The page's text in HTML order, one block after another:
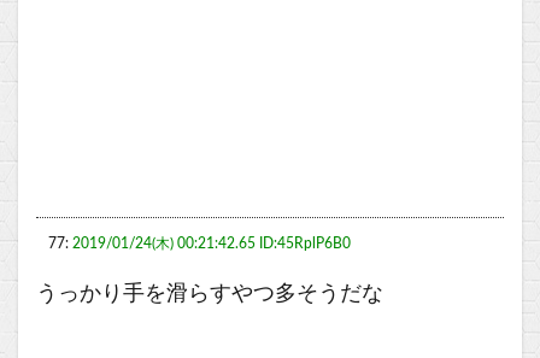
77: 2019/01/24(木) 00:21:42.65 ID:45RplP6B0
うっかり手を滑らすやつ多そうだな